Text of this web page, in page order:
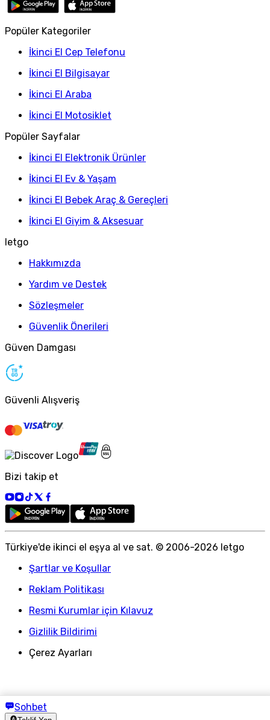
Sohbet
Popüler Kategoriler
İkinci El Cep Telefonu
İkinci El Bilgisayar
İkinci El Araba
İkinci El Motosiklet
Popüler Sayfalar
İkinci El Elektronik Ürünler
İkinci El Ev & Yaşam
İkinci El Bebek Araç & Gereçleri
İkinci El Giyim & Aksesuar
letgo
Hakkımızda
Yardım ve Destek
Sözleşmeler
Güvenlik Önerileri
Güven Damgası
Güvenli Alışveriş
Bizi takip et
Türkiye'de ikinci el eşya al ve sat. © 2006-2026 letgo
Şartlar ve Koşullar
Reklam Politikası
Resmi Kurumlar için Kılavuz
Gizlilik Bildirimi
Çerez Ayarları